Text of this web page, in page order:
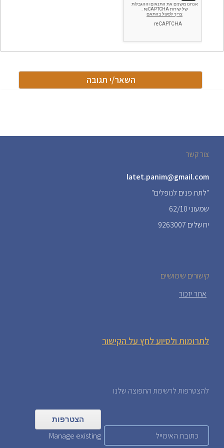
צור קשר
latet.panim@gmail.com
"לתת פנים לנופלים"
שמעוני 62/10
ירושלים 9263007
קישורים שימושיים
אתר יזכור
לתרומות ולסיוע לחץ על הקישור
להצטרפות לרשימת התפוצה שלנו
Manage existing